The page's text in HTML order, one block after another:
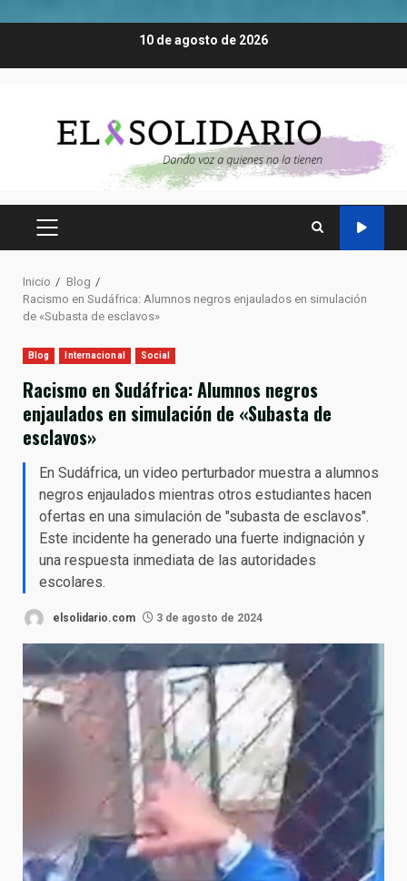
10 de agosto de 2026
MENÚ
Inicio
Blog
Racismo en Sudáfrica: Alumnos negros enjaulados en simulación
de «Subasta de esclavos»
Blog Internacional Social
Racismo en Sudáfrica: Alumnos negros
enjaulados en simulación de «Subasta de
esclavos»
En Sudáfrica, un video perturbador muestra a alumnos
negros enjaulados mientras otros estudiantes hacen
ofertas en una simulación de "subasta de esclavos".
Este incidente ha generado una fuerte indignación y
una respuesta inmediata de las autoridades
escolares.
elsolidario.com 3 de agosto de 2024